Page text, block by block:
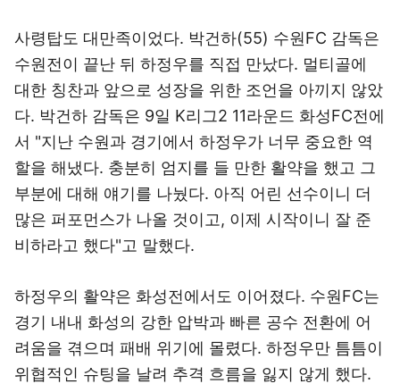
사령탑도 대만족이었다. 박건하(55) 수원FC 감독은
수원전이 끝난 뒤 하정우를 직접 만났다. 멀티골에
대한 칭찬과 앞으로 성장을 위한 조언을 아끼지 않았
다. 박건하 감독은 9일 K리그2 11라운드 화성FC전에
서 "지난 수원과 경기에서 하정우가 너무 중요한 역
할을 해냈다. 충분히 엄지를 들 만한 활약을 했고 그
부분에 대해 얘기를 나눴다. 아직 어린 선수이니 더
많은 퍼포먼스가 나올 것이고, 이제 시작이니 잘 준
비하라고 했다"고 말했다.
하정우의 활약은 화성전에서도 이어졌다. 수원FC는
경기 내내 화성의 강한 압박과 빠른 공수 전환에 어
려움을 겪으며 패배 위기에 몰렸다. 하정우만 틈틈이
위협적인 슈팅을 날려 추격 흐름을 잃지 않게 했다.